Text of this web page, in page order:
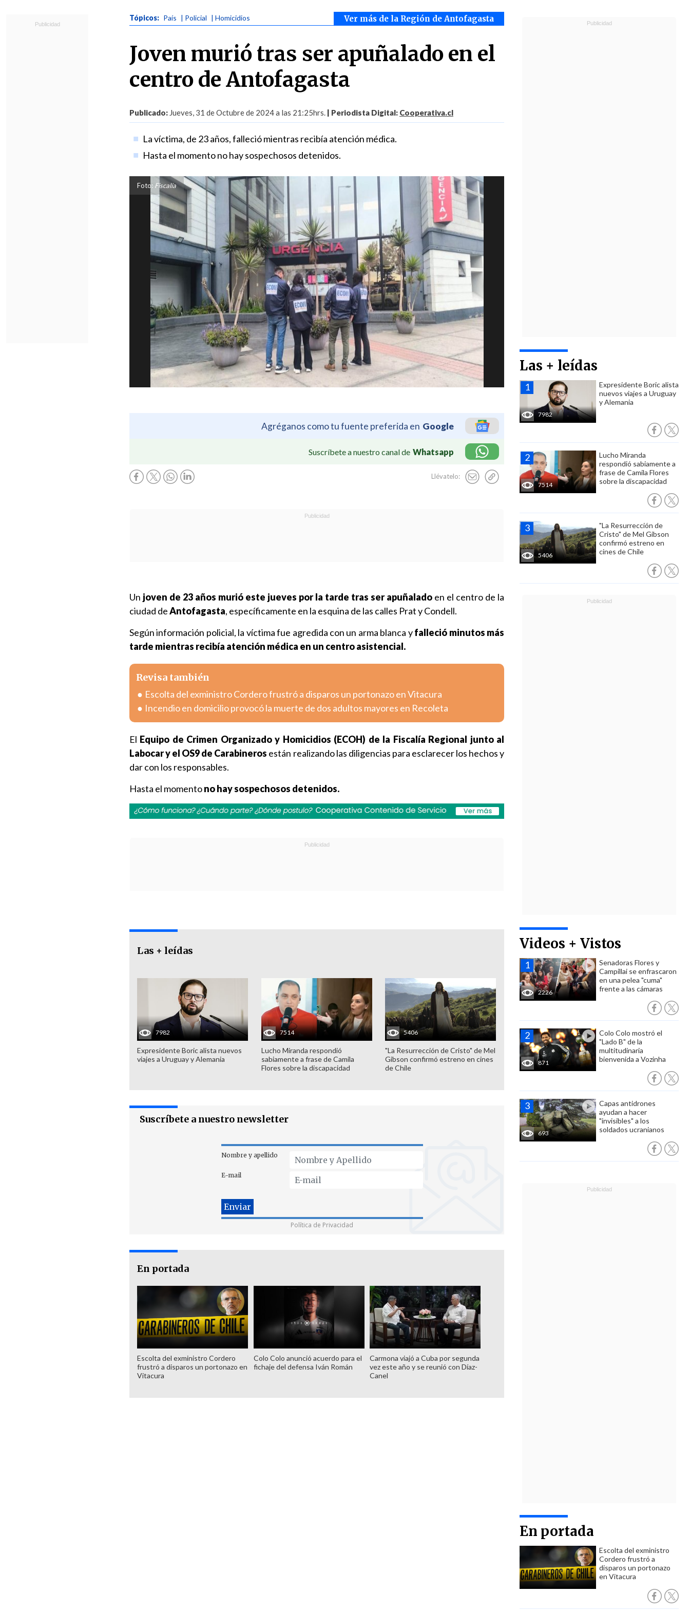
Ver más de la Región de Antofagasta
Tópicos: País | Policial | Homicidios
Joven murió tras ser apuñalado en el
centro de Antofagasta
Publicado: Jueves, 31 de Octubre de 2024 a las 21:25hrs. | Periodista Digital: Cooperativa.cl
La víctima, de 23 años, falleció mientras recibía atención médica.
Hasta el momento no hay sospechosos detenidos.
Foto: Fiscalía
Agréganos como tu fuente preferida en Google
Suscríbete a nuestro canal de Whatsapp
Llévatelo:
Las + leídas
7982
Expresidente Boric alista
nuevos viajes a Uruguay
y Alemania
7514
Lucho Miranda
respondió sabiamente a
frase de Camila Flores
sobre la discapacidad
5406
"La Resurrección de
Cristo" de Mel Gibson
confirmó estreno en
cines de Chile
Videos + Vistos
2226
Senadoras Flores y
Campillai se enfrascaron
en una pelea "cuma"
frente a las cámaras
871
Colo Colo mostró el
"Lado B" de la
multitudinaria
bienvenida a Vozinha
693
Capas antidrones
ayudan a hacer
"invisibles" a los
soldados ucranianos
En portada
Escolta del exministro
Cordero frustró a
disparos un portonazo
en Vitacura
Un joven de 23 años murió este jueves por la tarde tras ser apuñalado en el centro de la
ciudad deAntofagasta, específicamente en la esquina de las calles Prat y Condell.
Según información policial, la víctima fue agredida con un arma blanca yfalleció minutos más
tarde mientras recibía atención médica en un centro asistencial.
Revisa también
Escolta del exministro Cordero frustró a disparos un portonazo en Vitacura
Incendio en domicilio provocó la muerte de dos adultos mayores en Recoleta
El Equipo de Crimen Organizado y Homicidios (ECOH) de la Fiscalía Regional junto al
Labocar y el OS9 de Carabineros están realizando las diligencias para esclarecer los hechos y
dar con los responsables.
Hasta el momentono hay sospechosos detenidos.
Las + leídas
7982
Expresidente Boric alista nuevos
viajes a Uruguay y Alemania
7514
Lucho Miranda respondió
sabiamente a frase de Camila
Flores sobre la discapacidad
5406
"La Resurrección de Cristo" de Mel
Gibson confirmó estreno en cines
de Chile
Suscríbete a nuestro newsletter
Nombre y apellido
E-mail
Política de Privacidad
En portada
Escolta del exministro Cordero
frustró a disparos un portonazo en
Vitacura
Colo Colo anunció acuerdo para el
fichaje del defensa Iván Román
Carmona viajó a Cuba por segunda
vez este año y se reunió con Díaz-
Canel